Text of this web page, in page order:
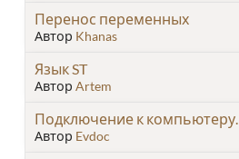
Перенос переменных
Автор Khanas
Язык ST
Автор Artem
Подключение к компьютеру.
Автор Evdoc